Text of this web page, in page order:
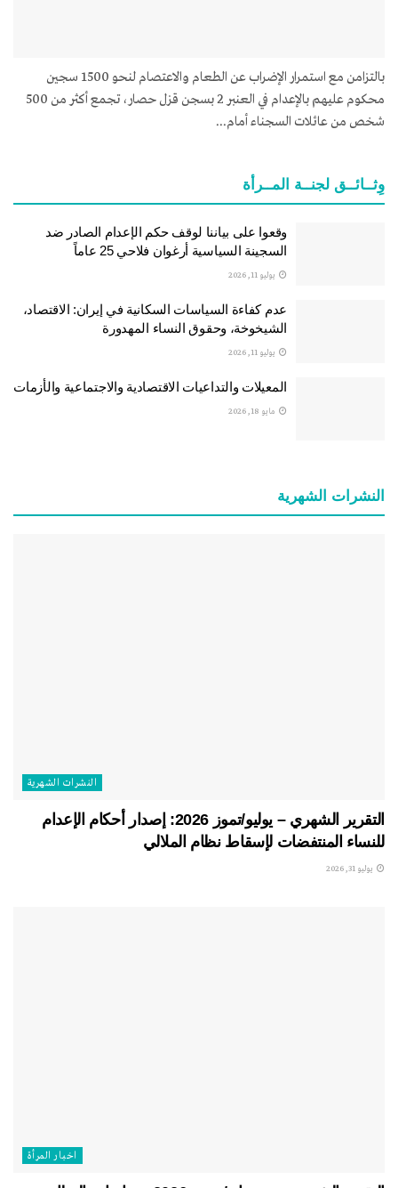
بالتزامن مع استمرار الإضراب عن الطعام والاعتصام لنحو 1500 سجين
محكوم عليهم بالإعدام في العنبر 2 بسجن قزل حصار، تجمع أكثر من 500
شخص من عائلات السجناء أمام...
وِثــائــق لجنــة المــرأة
وقعوا على بياننا لوقف حكم الإعدام الصادر ضد
السجينة السياسية أرغوان فلاحي 25 عاماً
يوليو 11, 2026
عدم كفاءة السياسات السكانية في إيران: الاقتصاد،
الشيخوخة، وحقوق النساء المهدورة
يوليو 11, 2026
المعيلات والتداعيات الاقتصادية والاجتماعية والأزمات
مايو 18, 2026
النشرات الشهریة
النشرات الشهریة
التقرير الشهري – يوليو/تموز 2026: إصدار أحكام الإعدام
للنساء المنتفضات لإسقاط نظام الملالي
يوليو 31, 2026
اخبار المرأة